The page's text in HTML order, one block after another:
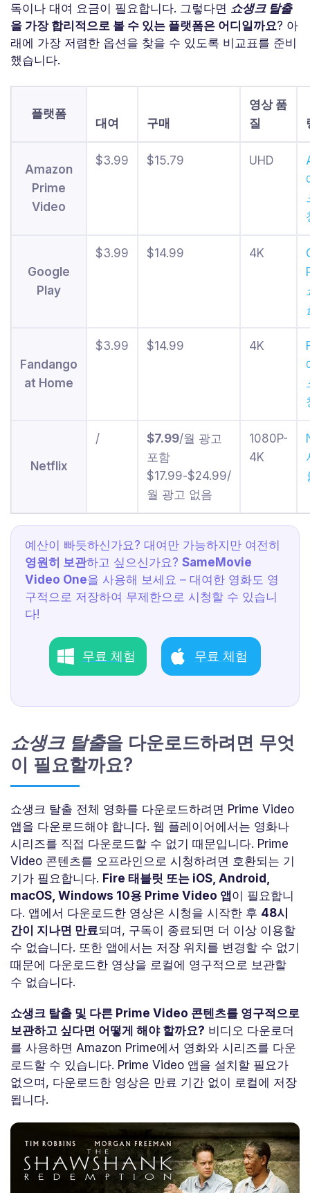
독이나 대여 요금이 필요합니다. 그렇다면 쇼생크 탈출
을 가장 합리적으로 볼 수 있는 플랫폼은 어디일까요? 아
래에 가장 저렴한 옵션을 찾을 수 있도록 비교표를 준비
했습니다.
플랫폼
대여 구매
영상 품
질
Amazon
Prime
Video
$3.99 $15.79 UHD
Google
Play
$3.99 $14.99 4K
Fandango
at Home
$3.99 $14.99 4K
Netflix
/ $7.99/월 광고
포함
$17.99-$24.99/
월 광고 없음
1080P-
4K
예산이 빠듯하신가요? 대여만 가능하지만 여전히
영원히 보관하고 싶으신가요? SameMovie
Video One을 사용해 보세요 – 대여한 영화도 영
구적으로 저장하여 무제한으로 시청할 수 있습니
다!
무료 체험 무료 체험
쇼생크 탈출을 다운로드하려면 무엇
이 필요할까요?
쇼생크 탈출 전체 영화를 다운로드하려면 Prime Video
앱을 다운로드해야 합니다. 웹 플레이어에서는 영화나
시리즈를 직접 다운로드할 수 없기 때문입니다. Prime
Video 콘텐츠를 오프라인으로 시청하려면 호환되는 기
기가 필요합니다. Fire 태블릿 또는 iOS, Android,
macOS, Windows 10용 Prime Video 앱이 필요합니
다. 앱에서 다운로드한 영상은 시청을 시작한 후 48시
간이 지나면 만료되며, 구독이 종료되면 더 이상 이용할
수 없습니다. 또한 앱에서는 저장 위치를 변경할 수 없기
때문에 다운로드한 영상을 로컬에 영구적으로 보관할
수 없습니다.
쇼생크 탈출 및 다른 Prime Video 콘텐츠를 영구적으로
보관하고 싶다면 어떻게 해야 할까요? 비디오 다운로더
를 사용하면 Amazon Prime에서 영화와 시리즈를 다운
로드할 수 있습니다. Prime Video 앱을 설치할 필요가
없으며, 다운로드한 영상은 만료 기간 없이 로컬에 저장
됩니다.